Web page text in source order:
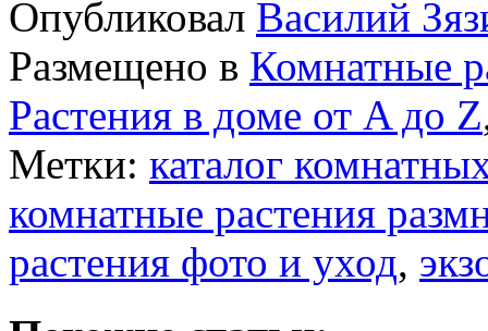
Опубликовал Василий
Размещено в Комнатные
Растения в доме от A до Z
Метки: каталог
комнатные растения
растения фото и уход,